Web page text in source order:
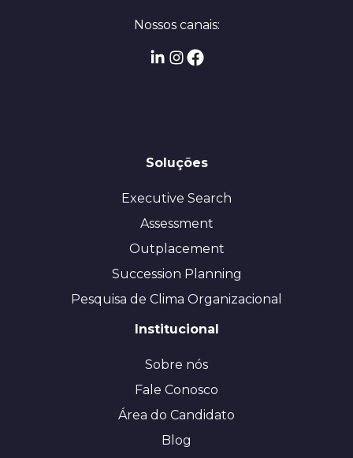
Nossos canais:
Soluções
Executive Search
Assessment
Outplacement
Succession Planning
Pesquisa de Clima Organizacional
Institucional
Sobre nós
Fale Conosco
Área do Candidato
Blog